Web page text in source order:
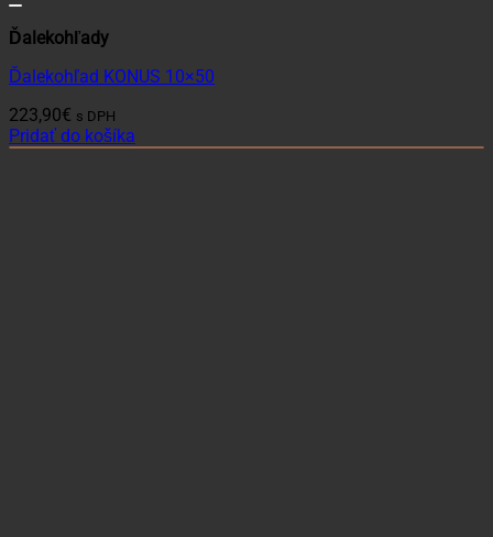
Ďalekohľady
Ďalekohľad KONUS 10×50
223,90€ s DPH
Pridať do košíka